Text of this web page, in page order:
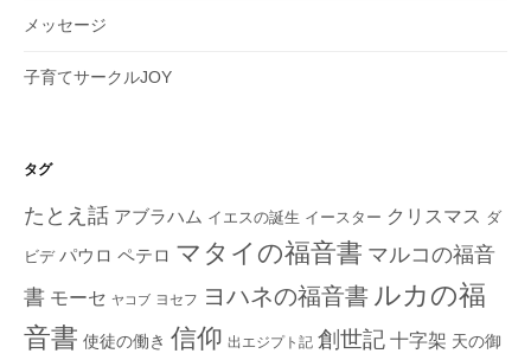
メッセージ
子育てサークルJOY
タグ
たとえ話 アブラハム イエスの誕生 イースター クリスマス ダ
ビデ パウロ ペテロ マタイの福音書 マルコの福音
書 モーセ ヤコブ ヨセフ ヨハネの福音書 ルカの福
音書 使徒の働き 信仰 出エジプト記 創世記 十字架 天の御